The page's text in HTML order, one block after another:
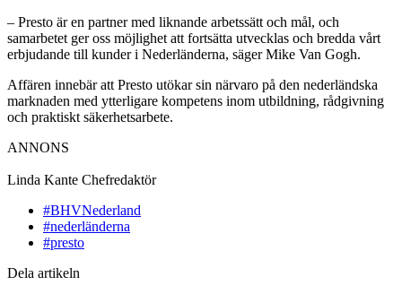
– Presto är en partner med liknande arbetssätt och mål, och
samarbetet ger oss möjlighet att fortsätta utvecklas och bredda vårt
erbjudande till kunder i Nederländerna, säger Mike Van Gogh.
Affären innebär att Presto utökar sin närvaro på den nederländska
marknaden med ytterligare kompetens inom utbildning, rådgivning
och praktiskt säkerhetsarbete.
ANNONS
Linda Kante Chefredaktör
#BHVNederland
#nederländerna
#presto
Dela artikeln